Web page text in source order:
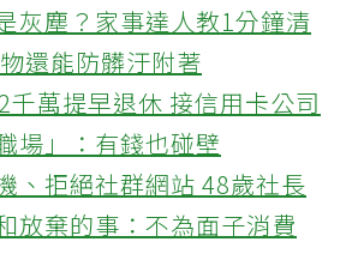
灰塵？家事達人教1分鐘清
還能防髒汙附著
萬提早退休 接信用卡公司
場」：有錢也碰壁
、拒絕社群網站 48歲社長
放棄的事：不為面子消費